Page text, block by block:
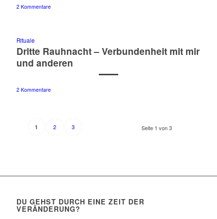
2 Kommentare
Rituale
Dritte Rauhnacht – Verbundenheit mit mir
und anderen
2 Kommentare
Seite 1 von 3
1 2 3
DU GEHST DURCH EINE ZEIT DER
VERÄNDERUNG?